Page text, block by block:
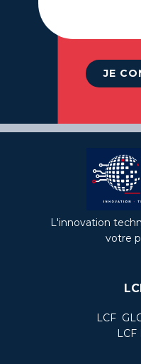
JE
L'innovation
votre
LCF
LCF